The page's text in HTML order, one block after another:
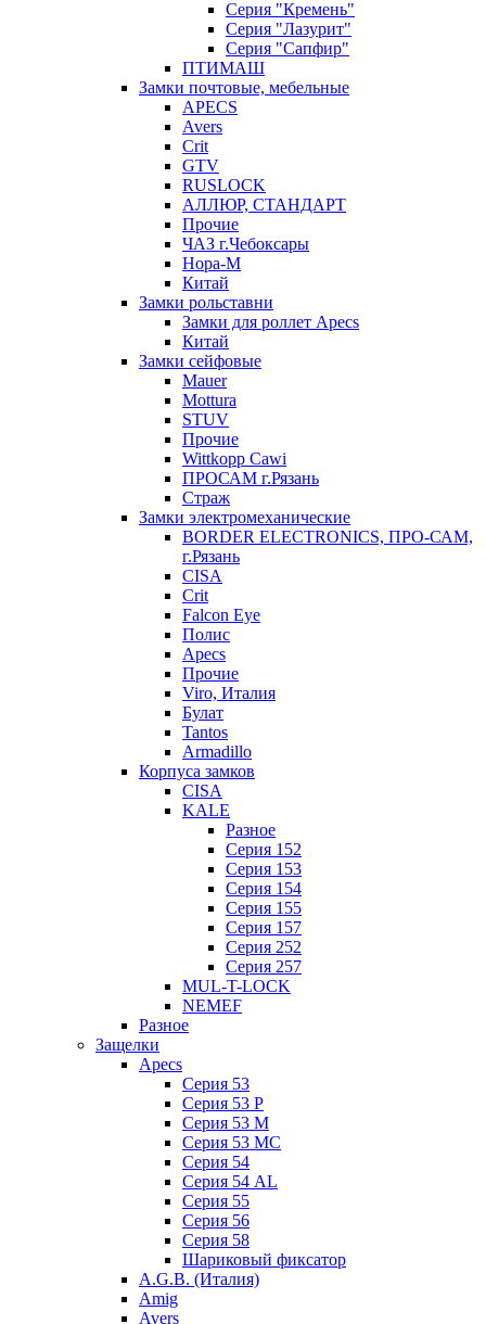
Серия "Кремень"
Серия "Лазурит"
Серия "Сапфир"
ПТИМАШ
Замки почтовые, мебельные
APECS
Avers
Crit
GTV
RUSLOCK
АЛЛЮР, СТАНДАРТ
Прочие
ЧАЗ г.Чебоксары
Нора-М
Китай
Замки рольставни
Замки для роллет Apecs
Китай
Замки сейфовые
Mauer
Mottura
STUV
Прочие
Wittkopp Cawi
ПРОСАМ г.Рязань
Страж
Замки электромеханические
BORDER ELECTRONICS, ПРО-САМ,
г.Рязань
CISA
Crit
Falcon Eye
Полис
Apecs
Прочие
Viro, Италия
Булат
Tantos
Armadillo
Корпуса замков
CISA
KALE
Разное
Серия 152
Серия 153
Серия 154
Серия 155
Серия 157
Серия 252
Серия 257
MUL-T-LOCK
NEMEF
Разное
Защелки
Apecs
Серия 53
Серия 53 P
Серия 53 М
Серия 53 МC
Серия 54
Серия 54 AL
Серия 55
Серия 56
Серия 58
Шариковый фиксатор
A.G.B. (Италия)
Amig
Avers